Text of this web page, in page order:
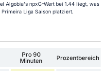
Algobia's npxG-Wert bei 1.44 liegt, was
Liga Saison platziert.
Pro 90
Minuten
Prozentbereich